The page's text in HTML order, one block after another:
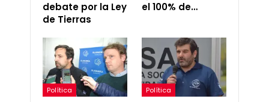
debate por la Ley
de Tierras
el 100% de…
Política Política